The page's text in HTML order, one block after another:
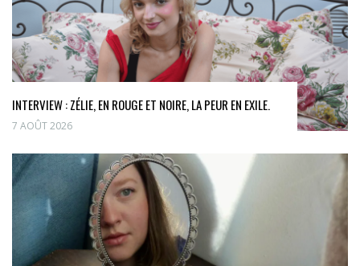
INTERVIEW : ZÉLIE, EN ROUGE ET NOIRE, LA PEUR EN EXILE.
7 AOÛT 2026